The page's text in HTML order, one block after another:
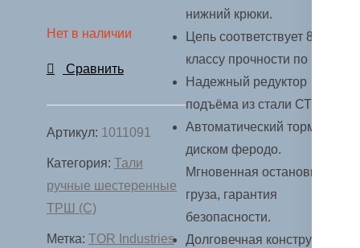
Нет в наличии
Сравнить
Артикул: 1011091
Категория: Тали
ручные шестеренные
ТРШ (С)
Метка: TOR Industries
нижний крюки.
Цепь соответствует 8
классу прочности по ГОСТ.
Надежный редуктор
подъёма из стали СТ20.
Автоматический тормоз с
диском феродо.
Мгновенная остановка
груза, гарантия
безопасности.
Долговечная конструкция